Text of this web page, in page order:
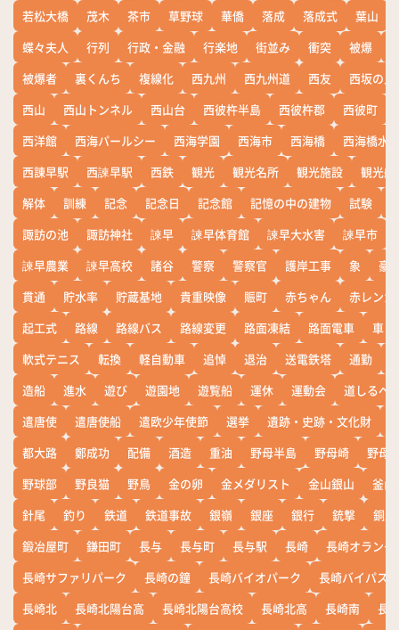
若松大橋
茂木 茶市 草野球 華僑 落成 落成式 葉山
蝶々夫人
行列 行政・金融 行楽地 街並み 衝突 被爆
被爆者
裏くんち 複線化 西九州 西九州道 西友
西坂の丘
西山
西山トンネル 西山台 西彼杵半島 西彼杵郡 西彼町
西洋館
西海パールシー 西海学園 西海市 西海橋
西海橋水
西諌早駅
西諫早駅 西鉄 観光 観光名所 観光施設
観光船
解体
訓練 記念 記念日 記念館 記憶の中の建物 試験
諏訪の池
諏訪神社 諫早 諫早体育館 諫早大水害 諫早市
諫早農業
諫早高校 諸谷 警察 警察官 護岸工事 象
豪
貫通
貯水率 貯蔵基地 貴重映像 賑町 赤ちゃん
赤レンガ
起工式
路線 路線バス 路線変更 路面凍結 路面電車
車
軟式テニス
転換 軽自動車 追悼 退治 送電鉄塔 通勤
造船
進水 遊び 遊園地 遊覧船 運休 運動会
道しるべ
遣唐使
遣唐使船 遣欧少年使節 選挙 遺跡・史跡・文化財
都大路
鄭成功 配備 酒造 重油 野母半島 野母崎
野母
野球部
野良猫 野鳥 金の卵 金メダリスト 金山銀山
釜山
針尾
釣り 鉄道 鉄道事故 銀嶺 銀座 銀行 銃撃
銅座
鍛冶屋町
鎌田町 長与 長与町 長与駅 長崎
長崎オランダ
長崎サファリパーク
長崎の鐘 長崎バイオパーク
長崎バイパス
長崎北
長崎北陽台高 長崎北陽台高校 長崎北高 長崎南
長